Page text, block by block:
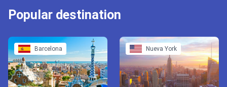
Popular destination
Barcelona Nueva York